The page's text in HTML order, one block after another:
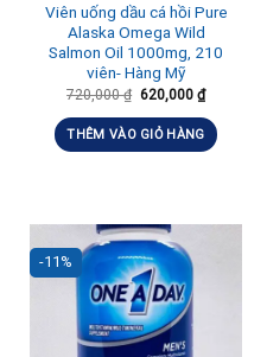
Viên uống dầu cá hồi Pure
Alaska Omega Wild
Salmon Oil 1000mg, 210
viên- Hàng Mỹ
720,000₫ 620,000 ₫
THÊM VÀO GIỎ HÀNG
-11%